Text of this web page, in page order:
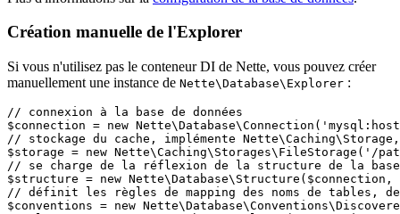
Création manuelle de l'Explorer
Si vous n'utilisez pas le conteneur DI de Nette, vous pouvez créer
manuellement une instance de Nette\Database\Explorer :
// connexion à la base de données
$connection = new
// stockage du cache, implémente
$storage = new Nette\Caching\Storages\FileStorage('/
// se charge de la réflexion de la structure de la base
$structure = new
// définit les règles de mapping des noms de tables,
$conventions = new